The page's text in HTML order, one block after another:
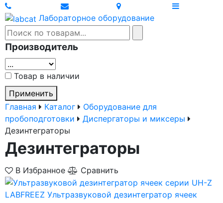
Лабораторное оборудование
Производитель
Товар в наличии
Применить
Главная
Каталог
Оборудование для
пробоподготовки
Диспергаторы и миксеры
Дезинтеграторы
Дезинтеграторы
В Избранное Сравнить
LABFREEZ Ультразвуковой дезинтегратор ячеек